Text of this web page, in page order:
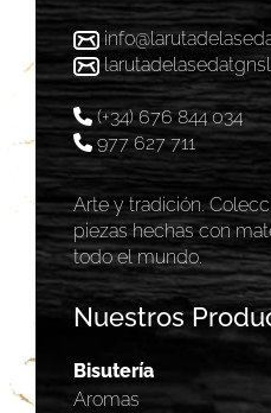
(+34) 676 844 034
977 627 711
Arte y tradición.
piezas hechas con
todo el mundo.
Nuestros
Bisutería
Aromas